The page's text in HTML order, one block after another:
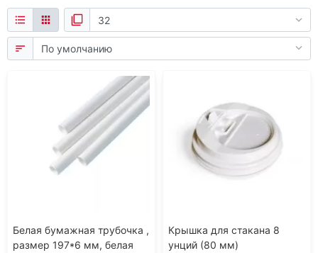
Белая бумажная трубочка ,
размер 197*6 мм, белая
Крышка для стакана 8
унций (80 мм)